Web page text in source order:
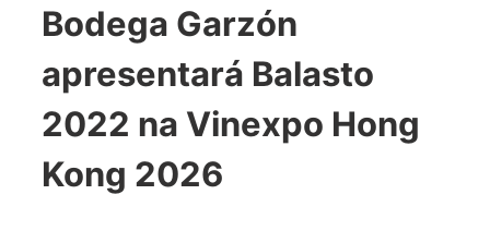
Bodega Garzón
apresentará Balasto
2022 na Vinexpo Hong
Kong 2026